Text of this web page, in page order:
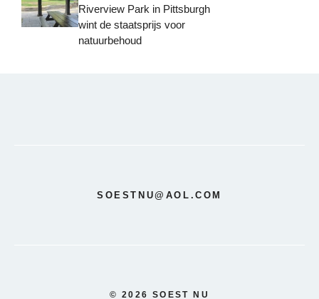
Riverview Park in Pittsburgh
wint de staatsprijs voor
natuurbehoud
SOESTNU@AOL.COM
© 2026 SOEST NU